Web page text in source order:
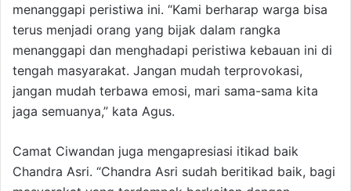
menanggapi peristiwa ini. “Kami berharap warga bisa
terus menjadi orang yang bijak dalam rangka
menanggapi dan menghadapi peristiwa kebauan ini di
tengah masyarakat. Jangan mudah terprovokasi,
jangan mudah terbawa emosi, mari sama-sama kita
jaga semuanya,” kata Agus.
Camat Ciwandan juga mengapresiasi itikad baik
Chandra Asri. “Chandra Asri sudah beritikad baik, bagi